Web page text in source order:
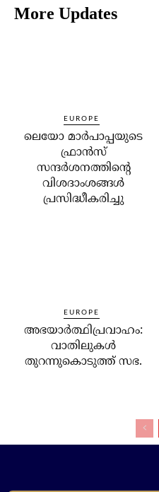
More Updates
EUROPE
ലെയോ മാര്‍പാപ്പയുടെ
ഫ്രാന്‍സ്
സന്ദര്‍ശനത്തിന്റെ
വിശദാംശങ്ങള്‍
പ്രസിദ്ധീകരിച്ചു
EUROPE
അഭയാര്‍ത്ഥിപ്രവാഹം:
വാതിലുകള്‍
തുറന്നുകൊടുത്ത് സഭ.